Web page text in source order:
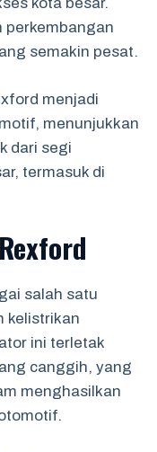
perkembangan
semakin pesat.
menjadi
menunjukkan
dari segi
termasuk di
salah satu
kelistrikan
ini terletak
canggih, yang
menghasilkan